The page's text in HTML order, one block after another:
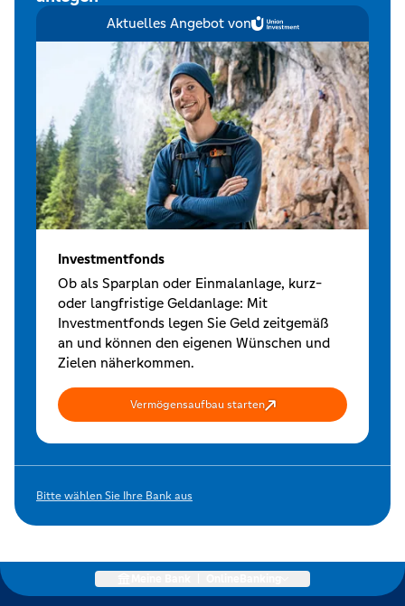
Aktuelles Angebot von
Investmentfonds
Ob als Sparplan oder Einmalanlage, kurz-
oder langfristige Geldanlage: Mit
Investmentfonds legen Sie Geld zeitgemäß
an und können den eigenen Wünschen und
Zielen näherkommen.
Vermögensaufbau starten
Bitte wählen Sie Ihre Bank aus